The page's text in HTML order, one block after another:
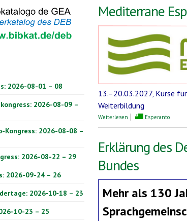
2026-08-01 – 08
2026-08-09 –
Kongress: 2026-08-08 –
2026-08-22 – 29
2026-09-24 – 26
2026‑10‑18 – 23
10-23 – 25
Mediterrane
13.–20.03.2027, Kurse
Weiterbildung
Weiterlesen über Mediterrane
Esperanto
Erklärung des
Bundes
Mehr als 130